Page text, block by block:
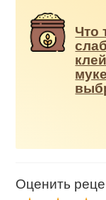
Что
Оценить